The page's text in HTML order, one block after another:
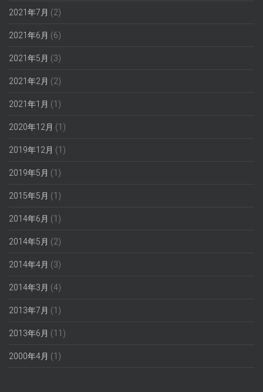
2021年7月 (2)
2021年6月 (6)
2021年5月 (3)
2021年2月 (2)
2021年1月 (1)
2020年12月 (1)
2019年12月 (1)
2019年5月 (1)
2015年5月 (1)
2014年6月 (1)
2014年5月 (2)
2014年4月 (3)
2014年3月 (4)
2013年7月 (1)
2013年6月 (11)
2000年4月 (1)